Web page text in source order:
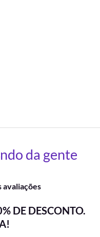
da gente
avaliações
DE DESCONTO.